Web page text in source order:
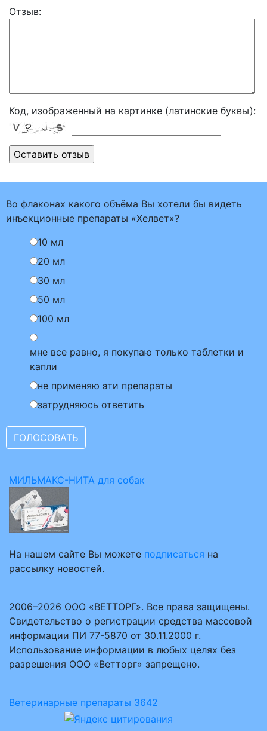
Отзыв:
Код, изображенный на картинке (латинские буквы):
Во флаконах какого объёма Вы хотели бы видеть
инъекционные препараты «Хелвет»?
10 мл
20 мл
30 мл
50 мл
100 мл
мне все равно, я покупаю только таблетки и
капли
не применяю эти препараты
затрудняюсь ответить
МИЛЬМАКС-НИТА для собак
На нашем сайте Вы можете подписаться на
рассылку новостей.
2006–2026 ООО «ВЕТТОРГ». Все права защищены.
Свидетельство о регистрации средства массовой
информации ПИ 77-5870 от 30.11.2000 г.
Использование информации в любых целях без
разрешения ООО «Ветторг» запрещено.
Ветеринарные препараты 3642